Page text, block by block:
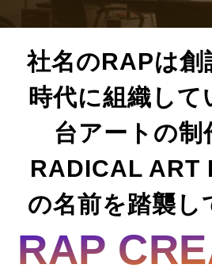
社名のRAPは創
時代に組織して
台アートの制
RADICAL ART
の名前を踏襲し
RAP